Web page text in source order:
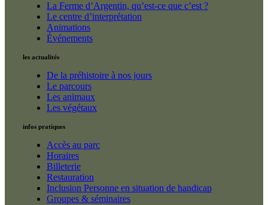
La Ferme d’Argentin, qu’est-ce que c’est ?
Le centre d’interprétation
Animations
Événements
les actualités
De la préhistoire à nos jours
Le parcours
Les animaux
Les végétaux
infos pratiques
Accès au parc
Horaires
Billeterie
Restauration
Inclusion Personne en situation de handicap
Groupes & séminaires